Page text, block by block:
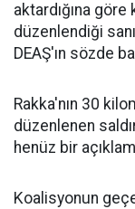
aktardığına
düzenlendiği
DEAŞ'ın sözde
Rakka'nın 30
düzenlenen
henüz bir
Koalisyonun